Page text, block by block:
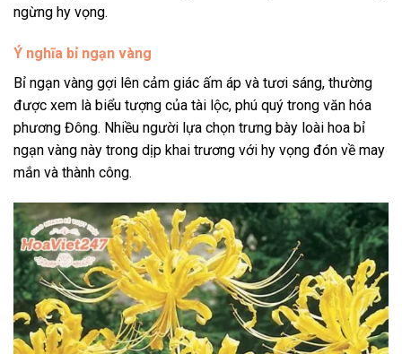
ngừng hy vọng.
Ý nghĩa bỉ ngạn vàng
Bỉ ngạn vàng gợi lên cảm giác ấm áp và tươi sáng, thường
được xem là biểu tượng của tài lộc, phú quý trong văn hóa
phương Đông. Nhiều người lựa chọn trưng bày loài hoa bỉ
ngạn vàng này trong dịp khai trương với hy vọng đón về may
mắn và thành công.